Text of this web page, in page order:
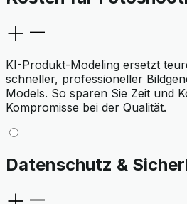
KI-Produkt-Modeling ersetzt
schneller, professioneller
Models. So sparen Sie Zeit und
Kompromisse bei der Qualität.
Datenschutz &